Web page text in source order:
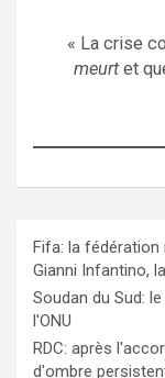
« La crise
meurtet
Fifa: la fédération
Gianni Infantino,
Soudan du Sud:
l'ONU
RDC: après
d'ombre